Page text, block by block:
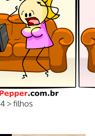
> filhos